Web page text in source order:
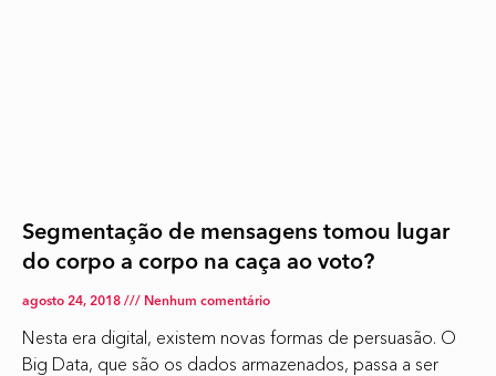
Segmentação de mensagens tomou lugar
do corpo a corpo na caça ao voto?
agosto 24, 2018 Nenhum comentário
Nesta era digital, existem novas formas de persuasão. O
Big Data, que são os dados armazenados, passa a ser